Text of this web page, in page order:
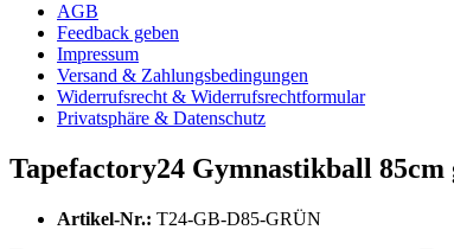
AGB
Feedback geben
Impressum
Versand & Zahlungsbedingungen
Widerrufsrecht & Widerrufsrechtformular
Privatsphäre & Datenschutz
Tapefactory24 Gymnastikball 85cm
Artikel-Nr.: T24-GB-D85-GRÜN